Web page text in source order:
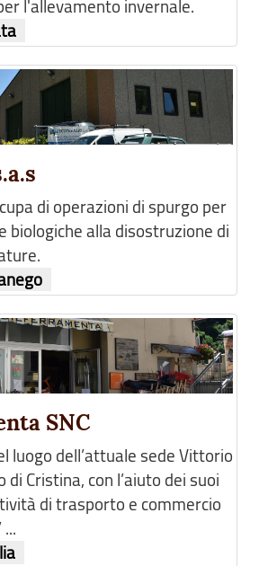
l'allevamento invernale.
di operazioni di spurgo per
biologiche alla disostruzione di
SNC
luogo dell’attuale sede Vittorio
di Cristina, con l’aiuto dei suoi
di trasporto e commercio